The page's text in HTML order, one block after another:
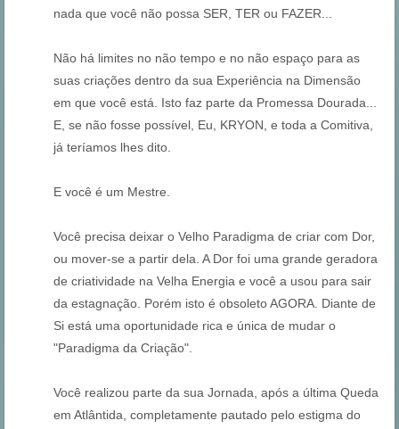
nada que você não possa SER, TER ou FAZER...
Não há limites no não tempo e no não espaço para as
suas criações dentro da sua Experiência na Dimensão
em que você está. Isto faz parte da Promessa Dourada...
E, se não fosse possível, Eu, KRYON, e toda a Comitiva,
já teríamos lhes dito.
E você é um Mestre.
Você precisa deixar o Velho Paradigma de criar com Dor,
ou mover-se a partir dela. A Dor foi uma grande geradora
de criatividade na Velha Energia e você a usou para sair
da estagnação. Porém isto é obsoleto AGORA. Diante de
Si está uma oportunidade rica e única de mudar o
"Paradigma da Criação".
Você realizou parte da sua Jornada, após a última Queda
em Atlântida, completamente pautado pelo estigma do